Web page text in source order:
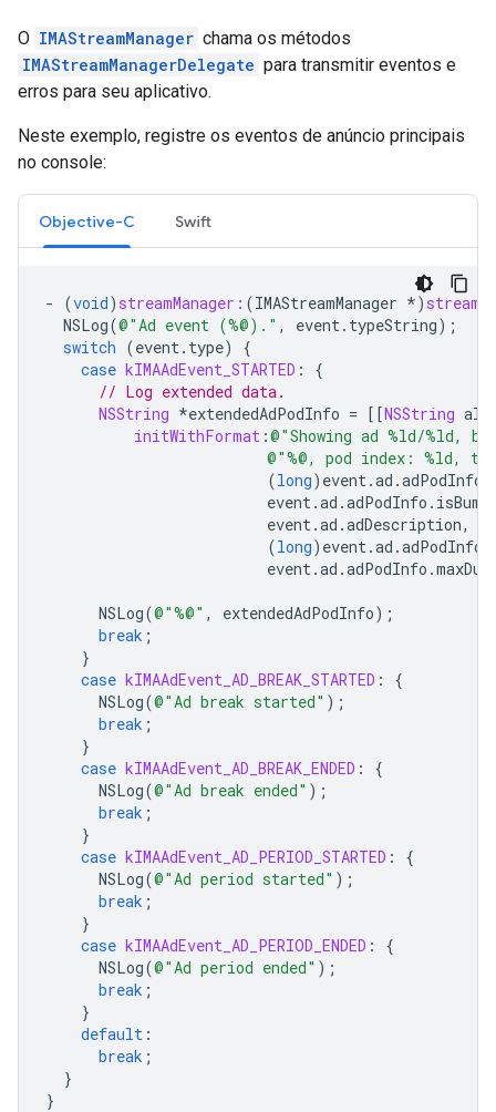
O IMAStreamManager chama os métodos
IMAStreamManagerDelegate para transmitir eventos e
erros para seu aplicativo.
Neste exemplo, registre os eventos de anúncio principais
no console:
Objective-C Swift
- (void) streamManager: (IMAStreamManager *)
NSLog(@"Ad event (%@)." , event. typeString);
switch (event. type)
{
case kIMAAdEvent_STARTED :
{
// Log extended data.
NSString *extendedAdPodInfo = [[NSString
initWithFormat :@"Showing ad %ld/%ld,
@"%@, pod index: %ld,
(long) event.ad .adPodInfo
event.ad .adPodInfo .
event.ad .adDescription,
(long) event.ad .adPodInfo
event.ad .adPodInfo .
NSLog(@"%@" , extendedAdPodInfo);
break ;
}
case kIMAAdEvent_AD_BREAK_STARTED :
{
NSLog(@"Ad break started" );
break ;
}
case kIMAAdEvent_AD_BREAK_ENDED :
{
NSLog(@"Ad break ended" );
break ;
}
case kIMAAdEvent_AD_PERIOD_STARTED :
{
NSLog(@"Ad period started" );
break ;
}
case kIMAAdEvent_AD_PERIOD_ENDED :
{
NSLog(@"Ad period ended" );
break ;
}
default :
break ;
}
}